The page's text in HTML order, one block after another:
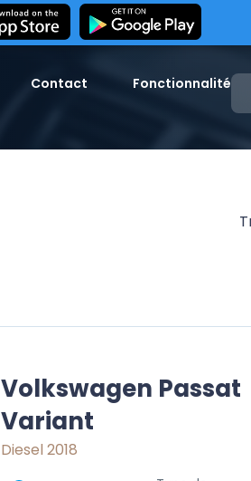
Contact Fonctionnalité
Volkswagen Passat
Variant
Diesel 2018